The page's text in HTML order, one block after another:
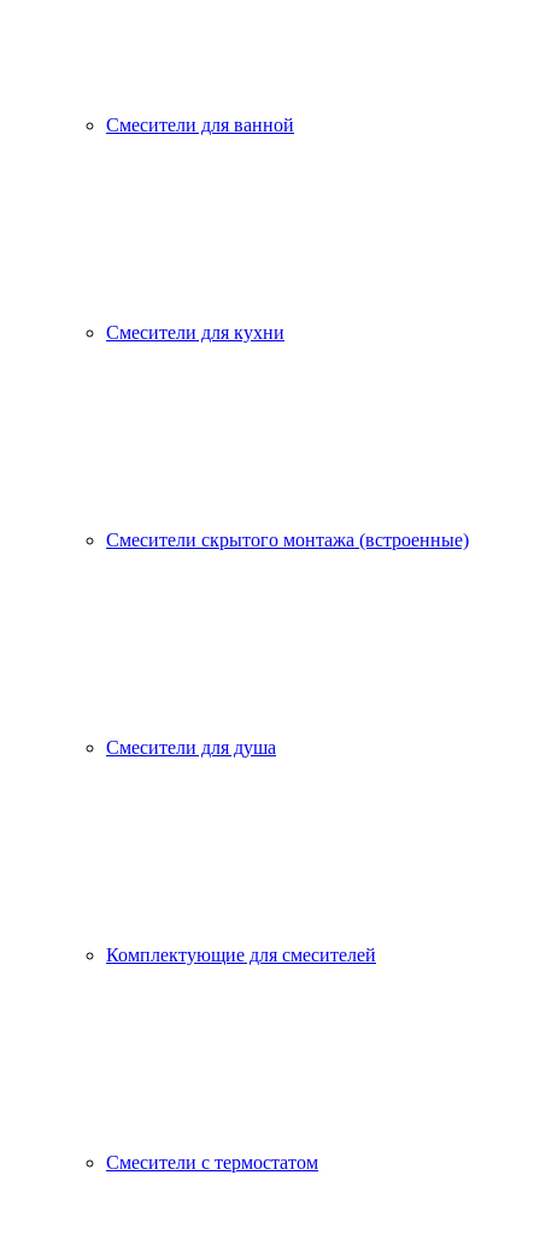
Смесители для ванной
Смесители для кухни
Смесители скрытого монтажа (встроенные)
Смесители для душа
Комплектующие для смесителей
Смесители с термостатом